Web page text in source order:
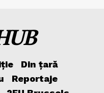
Din țară
Reportaje